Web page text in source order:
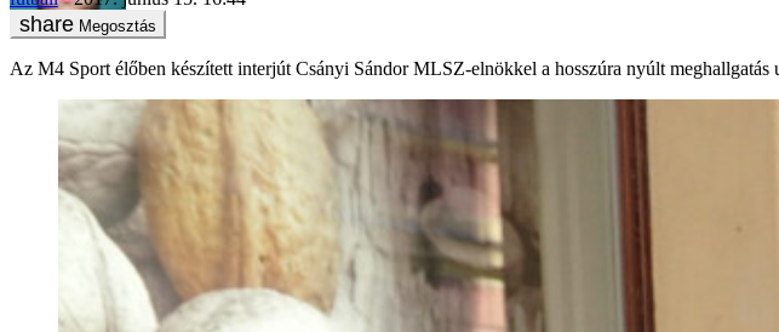
Megosztás
Az M4 Sport élőben készített interjút Csányi Sándor MLSZ-elnökkel a hosszúra nyúlt